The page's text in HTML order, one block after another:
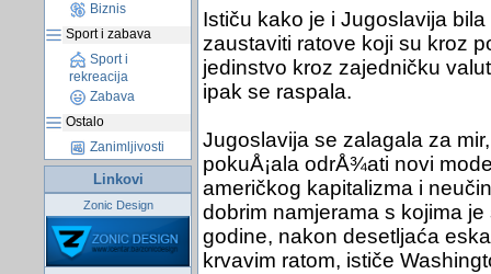
Biznis
Sport i zabava
Sport i
rekreacija
Zabava
Ostalo
Zanimljivosti
Linkovi
Zonic Design
Ističu kako je i Jugoslavija
zaustaviti ratove koji su kroz
jedinstvo kroz zajedničku
ipak se raspala.
Jugoslavija se zalagala za
pokuÅ¡ala odrÅ¾ati novi
američkog kapitalizma i
dobrim namjerama s kojima
godine, nakon desetljaća
krvavim ratom, ističe